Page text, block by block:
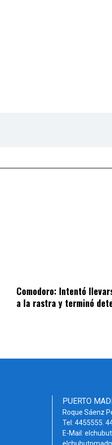
Comodoro: Intentó
a la rastra y terminó
PUERTO
Roque Sáenz
Tel: 4455555.
E-Mail: